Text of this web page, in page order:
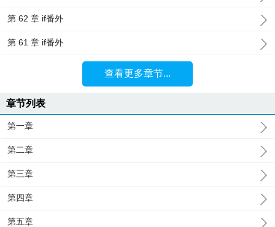
第 62 章 if番外
第 61 章 if番外
查看更多章节...
章节列表
第一章
第二章
第三章
第四章
第五章